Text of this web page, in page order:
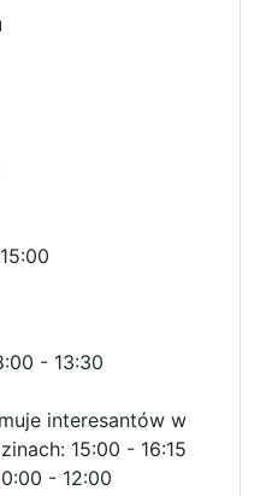
- 13:30
interesantów w
15:00 - 16:15
- 12:00